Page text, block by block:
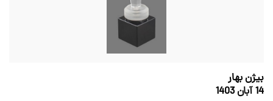
بیژن بهار
14 آبان 1403